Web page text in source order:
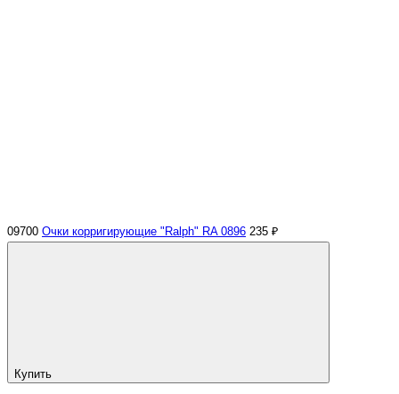
09700 Очки корригирующие "Ralph" RA 0896 235 ₽
Купить